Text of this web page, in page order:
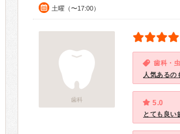
土曜（〜17:00）
歯科
歯科・
人気あるの
5.0
とても良い